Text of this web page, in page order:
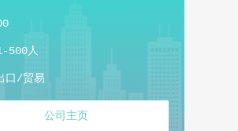
500人
口/贸易
公司主页